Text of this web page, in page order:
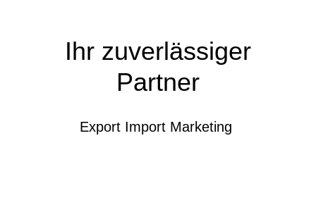
Ihr zuverlässiger
Partner
Export Import Marketing